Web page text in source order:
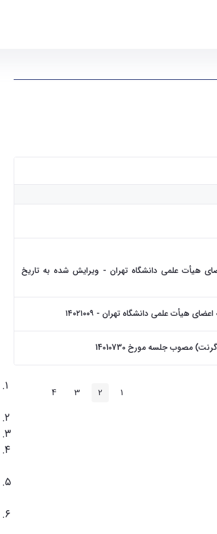
هیأت علمی دانشگاه تهران - ویرایش شده به تاریخ
هیأت علمی دانشگاه تهران - ۱۴۰۲۱۰۰۹
مصوب جلسه مورخ 14010730
صفحه1 صفحه2 صفحه3 صفحه4